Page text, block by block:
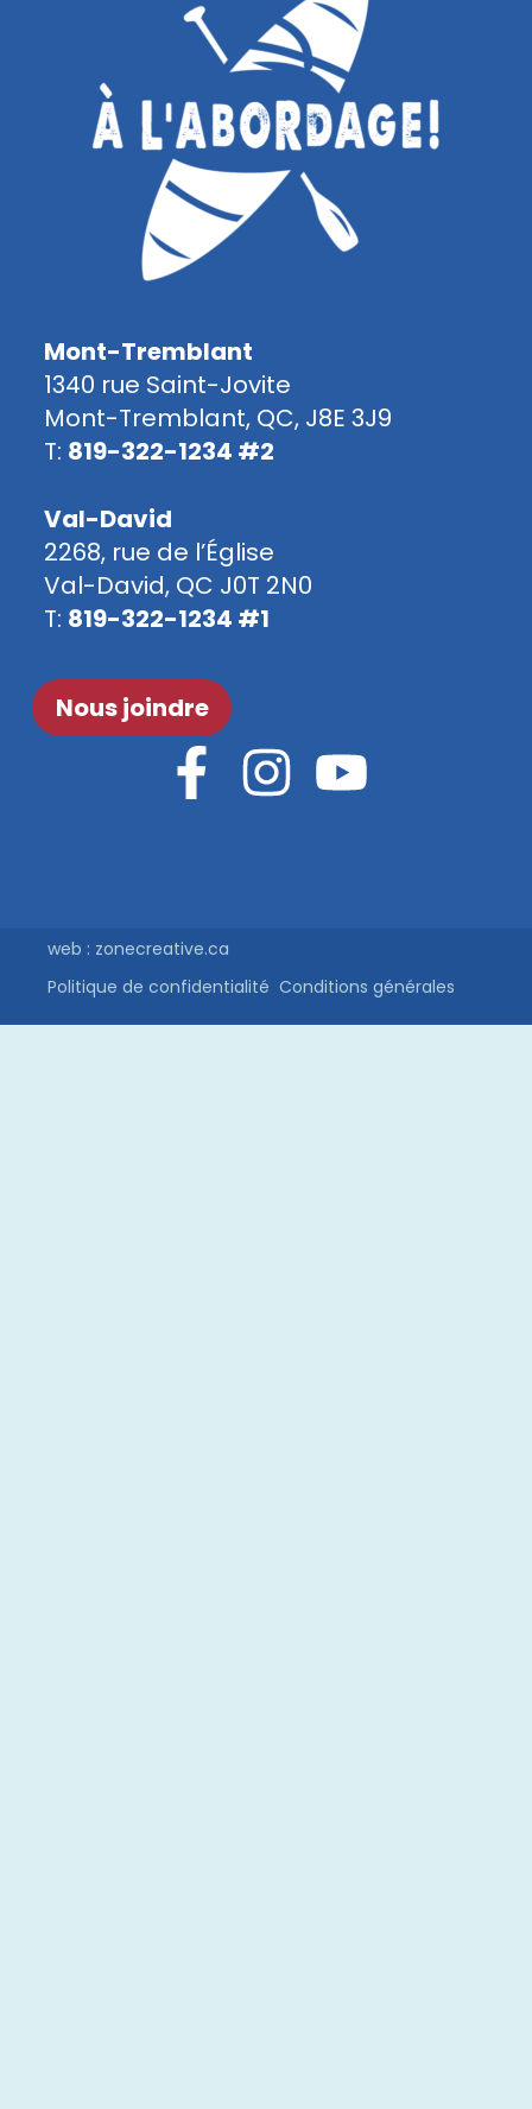
Mont-Tremblant
1340 rue Saint-Jovite
Mont-Tremblant, QC, J8E 3J9
T: 819-322-1234 #2
Val-David
2268, rue de l’Église
Val-David, QC J0T 2N0
T: 819-322-1234 #1
Nous joindre
web : zonecreative.ca
Politique de confidentialité Conditions générales